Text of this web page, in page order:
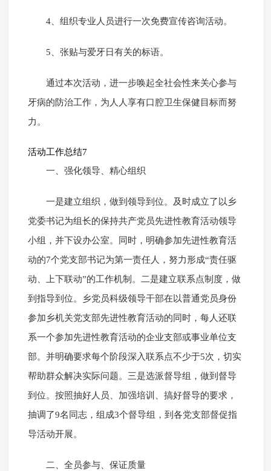
4、组织专业人员进行一次免费宣传咨询活动。
5、张贴与爱牙日有关的标语。
通过本次活动，进一步唤起全社会性来关心参与
牙病的防治工作，为人人享有口腔卫生保健目标而努
力。
活动工作总结7
一、强化领导、精心组织
一是建立组织，做到领导到位。及时成立了以乡
党委书记为组长的保持共产党员先进性教育活动领导
小组，并下设办公室。同时，明确参加先进性教育活
动的7个党支部书记为第一责任人，努力形成“责任驱
动、上下联动”的工作机制。二是建立联系点制度，做
到指导到位。乡党员科级领导干部在以普通党员身份
参加乡机关党支部先进性教育活动的同时，每人还联
系一个参加先进性教育活动的企业支部或事业单位支
部。并明确要求每个阶段深入联系点不少于5次，切实
帮助群众解决实际问题。三是选派督导组，做到督导
到位。按照抽好人员、加强培训、搞好督导的要求，
抽调了9名同志，组成3个督导组，到各党支部督促指
导活动开展。
二、全员参与、保证质量